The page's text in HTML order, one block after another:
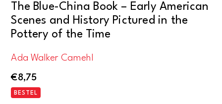
The Blue-China Book – Early American
Scenes and History Pictured in the
Pottery of the Time
Ada Walker Camehl
€8,75
BESTEL